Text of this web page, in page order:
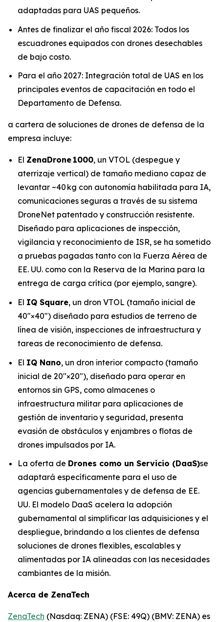
adaptadas para UAS pequeños.
Antes de finalizar el año fiscal 2026: Todos los
escuadrones equipados con drones desechables
de bajo costo.
Para el año 2027: Integración total de UAS en los
principales eventos de capacitación en todo el
Departamento de Defensa.
a cartera de soluciones de drones de defensa de la
empresa incluye:
El ZenaDrone 1000, un VTOL (despegue y
aterrizaje vertical) de tamaño mediano capaz de
levantar ~40 kg con autonomía habilitada para IA,
comunicaciones seguras a través de su sistema
DroneNet patentado y construcción resistente.
Diseñado para aplicaciones de inspección,
vigilancia y reconocimiento de ISR, se ha sometido
a pruebas pagadas tanto con la Fuerza Aérea de
EE. UU. como con la Reserva de la Marina para la
entrega de carga crítica (por ejemplo, sangre).
El IQ Square, un dron VTOL (tamaño inicial de
40"×40") diseñado para estudios de terreno de
línea de visión, inspecciones de infraestructura y
tareas de reconocimiento de defensa.
El IQ Nano, un dron interior compacto (tamaño
inicial de 20″×20″), diseñado para operar en
entornos sin GPS, como almacenes o
infraestructura militar para aplicaciones de
gestión de inventario y seguridad, presenta
evasión de obstáculos y enjambres o flotas de
drones impulsados por IA.
La oferta de Drones como un Servicio (DaaS)se
adaptará específicamente para el uso de
agencias gubernamentales y de defensa de EE.
UU. El modelo DaaS acelera la adopción
gubernamental al simplificar las adquisiciones y el
despliegue, brindando a los clientes de defensa
soluciones de drones flexibles, escalables y
alimentadas por IA alineadas con las necesidades
cambiantes de la misión.
Acerca de ZenaTech
ZenaTech (Nasdaq: ZENA) (FSE: 49Q) (BMV: ZENA) es